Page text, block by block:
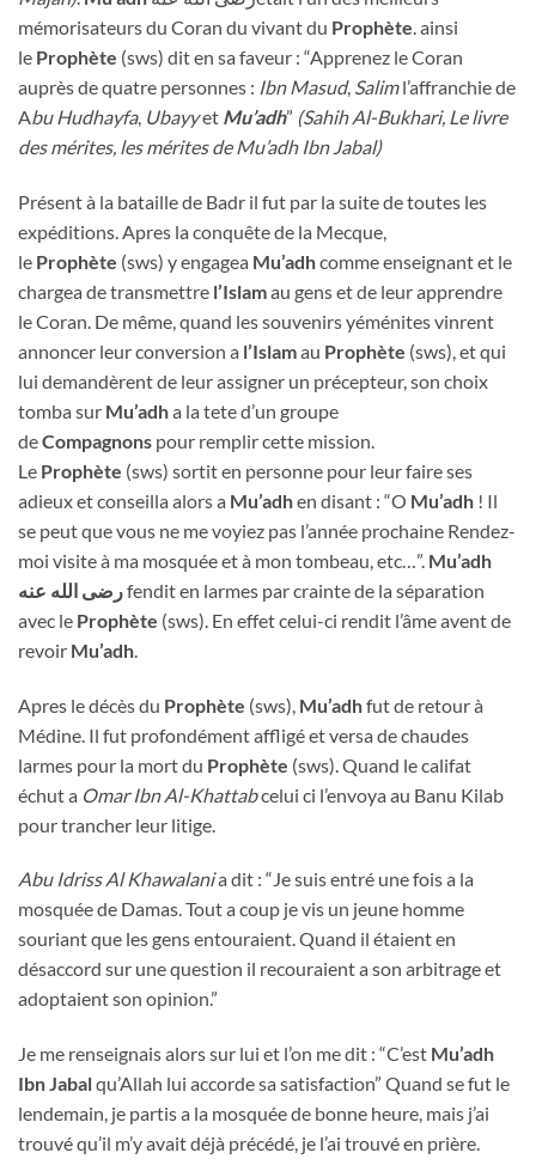
mémorisateurs du Coran du vivant du Prophète. ainsi
le Prophète (sws) dit en sa faveur : “Apprenez le Coran
auprès de quatre personnes : Ibn Masud, Saliml’affranchie de
Abu Hudhayfa, Ubayyet Mu’adh” (Sahih Al-Bukhari, Le livre
des mérites, les mérites de Mu’adh Ibn Jabal)
Présent à la bataille de Badr il fut par la suite de toutes les
expéditions. Apres la conquête de la Mecque,
le Prophète (sws) y engagea Mu’adhcomme enseignant et le
chargea de transmettre l’Islamau gens et de leur apprendre
le Coran. De même, quand les souvenirs yéménites vinrent
annoncer leur conversion a l’Islamau Prophète (sws), et qui
lui demandèrent de leur assigner un précepteur, son choix
tomba sur Mu’adha la tete d’un groupe
deCompagnons pour remplir cette mission.
Le Prophète (sws) sortit en personne pour leur faire ses
adieux et conseilla alors a Mu’adhen disant : “O Mu’adh ! Il
se peut que vous ne me voyiez pas l’année prochaine Rendez-
moi visite à ma mosquée et à mon tombeau, etc…”. Mu’adh
رضى الله عنهfendit en larmes par crainte de la séparation
avec le Prophète (sws). En effet celui-ci rendit l’âme avent de
revoir Mu’adh.
Apres le décès du Prophète (sws), Mu’adhfut de retour à
Médine. Il fut profondément affligé et versa de chaudes
larmes pour la mort du Prophète (sws). Quand le califat
échut a Omar Ibn Al-Khattabcelui ci l’envoya au Banu Kilab
pour trancher leur litige.
Abu Idriss Al Khawalania dit : “Je suis entré une fois a la
mosquée de Damas. Tout a coup je vis un jeune homme
souriant que les gens entouraient. Quand il étaient en
désaccord sur une question il recouraient a son arbitrage et
adoptaient son opinion.”
Je me renseignais alors sur lui et l’on me dit : “C’est Mu’adh
Ibn Jabalqu’Allah lui accorde sa satisfaction” Quand se fut le
lendemain, je partis a la mosquée de bonne heure, mais j’ai
trouvé qu’il m’y avait déjà précédé, je l’ai trouvé en prière.